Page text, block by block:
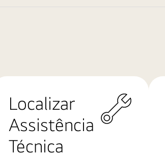
Localizar
Assistência
Técnica